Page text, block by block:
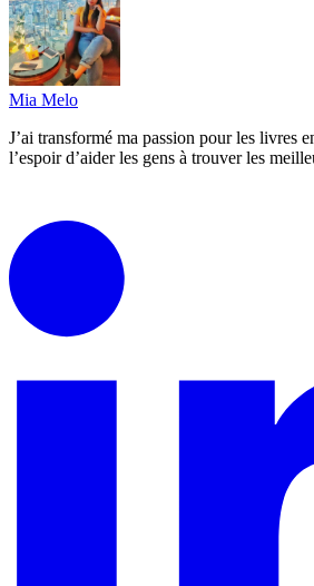
Mia Melo
J’ai transformé ma passion pour les livres
l’espoir d’aider les gens à trouver les